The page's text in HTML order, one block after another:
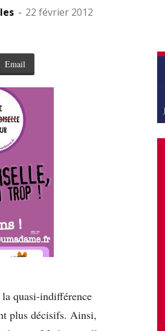
- 22 février 2012
Email
quasi-indifférence
plus décisifs. Ainsi,